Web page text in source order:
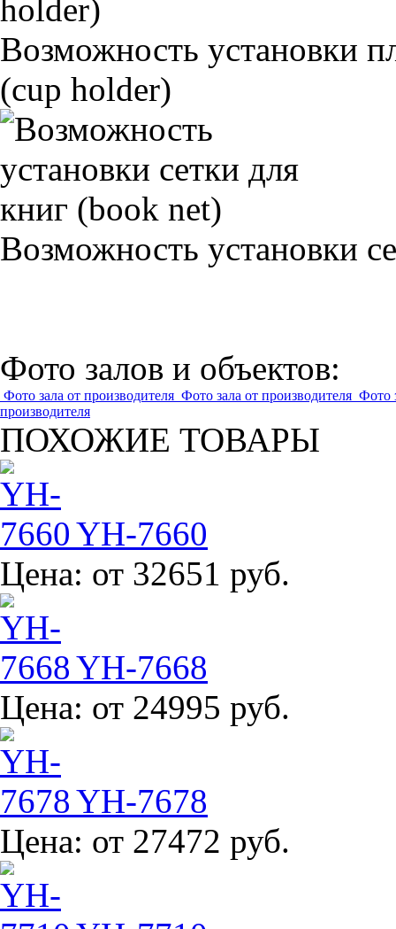
Возможность установки
(cup holder)
Возможность установки
Фото залов и объектов:
Фото зала от производителя Фото зала от производителя Фото
производителя
ПОХОЖИЕ ТОВАРЫ
YH-7660
Цена: от 32651 руб.
YH-7668
Цена: от 24995 руб.
YH-7678
Цена: от 27472 руб.